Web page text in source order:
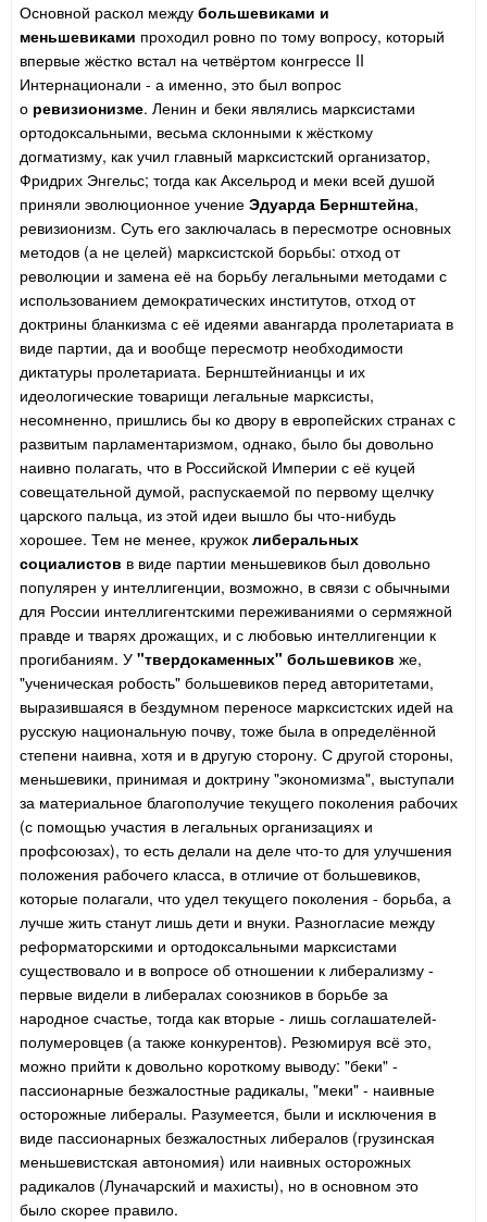
Основной раскол между большевиками и
меньшевиками проходил ровно по тому вопросу, который
впервые жёстко встал на четвёртом конгрессе II
Интернационали - а именно, это был вопрос
о ревизионизме. Ленин и беки являлись марксистами
ортодоксальными, весьма склонными к жёсткому
догматизму, как учил главный марксистский организатор,
Фридрих Энгельс; тогда как Аксельрод и меки всей душой
приняли эволюционное учение Эдуарда Бернштейна,
ревизионизм. Суть его заключалась в пересмотре основных
методов (а не целей) марксистской борьбы: отход от
революции и замена её на борьбу легальными методами с
использованием демократических институтов, отход от
доктрины бланкизма с её идеями авангарда пролетариата в
виде партии, да и вообще пересмотр необходимости
диктатуры пролетариата. Бернштейнианцы и их
идеологические товарищи легальные марксисты,
несомненно, пришлись бы ко двору в европейских странах с
развитым парламентаризмом, однако, было бы довольно
наивно полагать, что в Российской Империи с её куцей
совещательной думой, распускаемой по первому щелчку
царского пальца, из этой идеи вышло бы что-нибудь
хорошее. Тем не менее, кружок либеральных
социалистов в виде партии меньшевиков был довольно
популярен у интеллигенции, возможно, в связи с обычными
для России интеллигентскими переживаниями о сермяжной
правде и тварях дрожащих, и с любовью интеллигенции к
прогибаниям. У "твердокаменных" большевиков же,
"ученическая робость" большевиков перед авторитетами,
выразившаяся в бездумном переносе марксистских идей на
русскую национальную почву, тоже была в определённой
степени наивна, хотя и в другую сторону. С другой стороны,
меньшевики, принимая и доктрину "экономизма", выступали
за материальное благополучие текущего поколения рабочих
(с помощью участия в легальных организациях и
профсоюзах), то есть делали на деле что-то для улучшения
положения рабочего класса, в отличие от большевиков,
которые полагали, что удел текущего поколения - борьба, а
лучше жить станут лишь дети и внуки. Разногласие между
реформаторскими и ортодоксальными марксистами
существовало и в вопросе об отношении к либерализму -
первые видели в либералах союзников в борьбе за
народное счастье, тогда как вторые - лишь соглашателей-
полумеровцев (а также конкурентов). Резюмируя всё это,
можно прийти к довольно короткому выводу: "беки" -
пассионарные безжалостные радикалы, "меки" - наивные
осторожные либералы. Разумеется, были и исключения в
виде пассионарных безжалостных либералов (грузинская
меньшевистская автономия) или наивных осторожных
радикалов (Луначарский и махисты), но в основном это
было скорее правило.